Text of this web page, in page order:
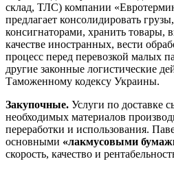
склад, ТЛС) компании
предлагает консолидировать
консигнаторами, хранить товары,
качестве иностранных, вести
процесс перед перевозкой малых
другие законные логистические
Таможенному кодексу Украины.
Закупочные. Услуги по доставке
необходимых материалов
переработки и использования.
основными «лакмусовыми
скорость, качество и